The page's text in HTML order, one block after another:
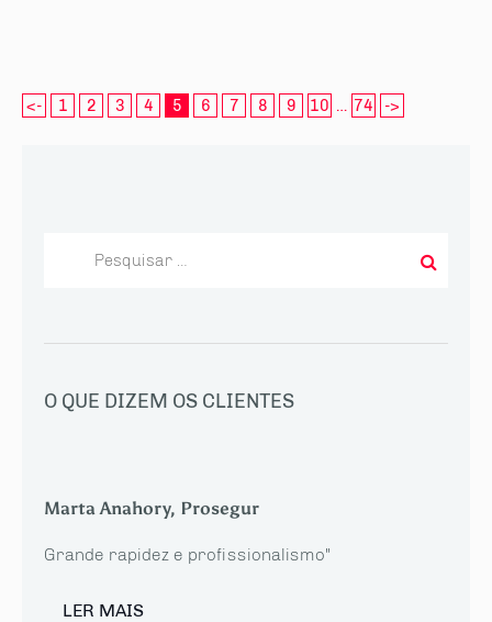
<- 1 2 3 4 5 6 7 8 9 10 … 74 ->
O QUE DIZEM OS CLIENTES
Marta Anahory, Prosegur
Grande rapidez e profissionalismo"
LER MAIS